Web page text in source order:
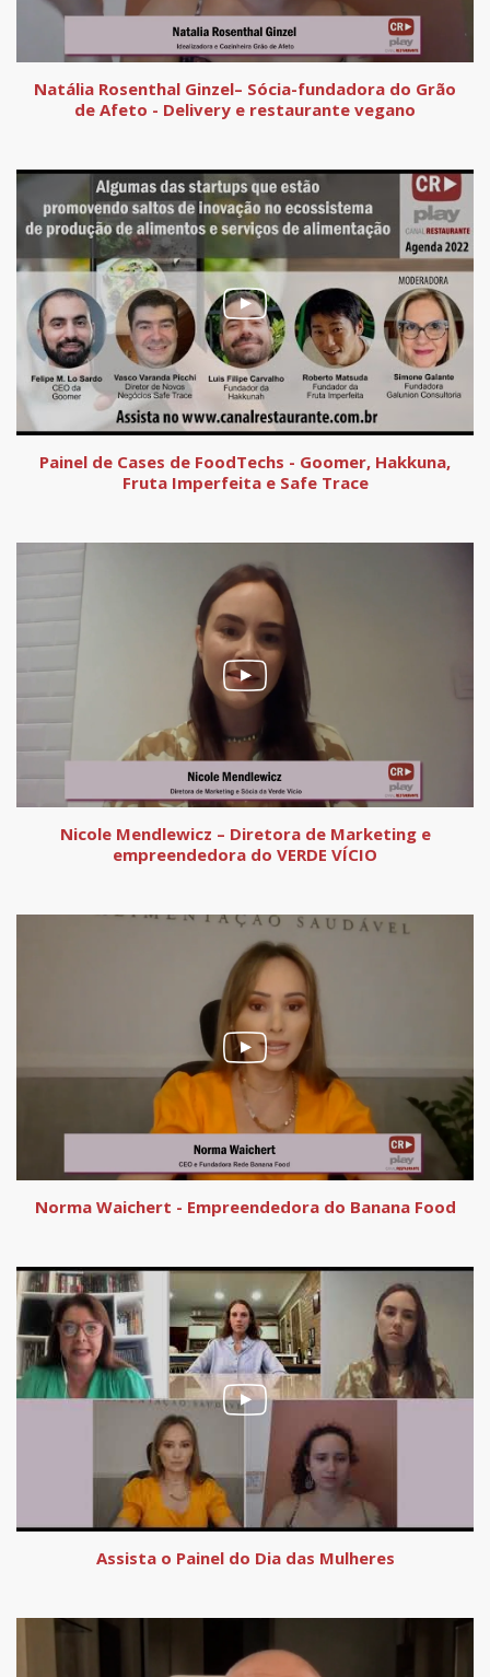
Natália Rosenthal Ginzel– Sócia-fundadora do Grão
de Afeto - Delivery e restaurante vegano
Painel de Cases de FoodTechs - Goomer, Hakkuna,
Fruta Imperfeita e Safe Trace
Nicole Mendlewicz – Diretora de Marketing e
empreendedora do VERDE VÍCIO
Norma Waichert - Empreendedora do Banana Food
Assista o Painel do Dia das Mulheres